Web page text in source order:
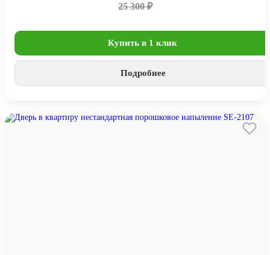
25 300 ₽
Купить в 1 клик
Подробнее